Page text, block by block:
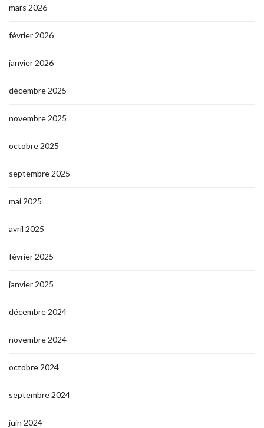
mars 2026
février 2026
janvier 2026
décembre 2025
novembre 2025
octobre 2025
septembre 2025
mai 2025
avril 2025
février 2025
janvier 2025
décembre 2024
novembre 2024
octobre 2024
septembre 2024
juin 2024